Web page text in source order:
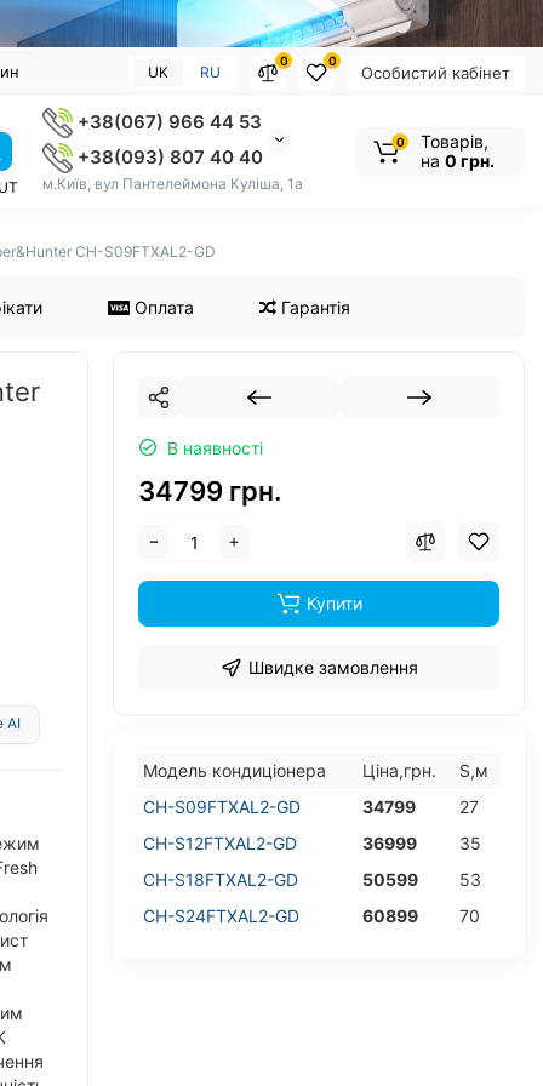
Особистий кабінет
0
0
UK RU
+38(067) 966 44 53
+38(093) 807 40 40
м.Київ, вул Пантелеймона Куліша, 1а
0
Товарів,
на 0 грн.
CH-S09FTXAL2-GD
Оплата Гарантія
AI
В наявності
34799 грн.
Купити
Швидке замовлення
Модель кондицiонера Цiна,грн.
S,м
CH-S09FTXAL2-GD
34799
27
CH-S12FTXAL2-GD
36999
35
CH-S18FTXAL2-GD
50599
53
CH-S24FTXAL2-GD
60899 70